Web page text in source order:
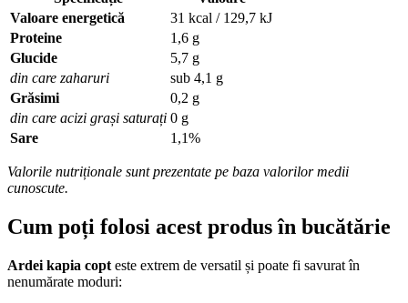
Valoare energetică
31 kcal / 129,7 kJ
Proteine
1,6 g
Glucide
5,7 g
din care zaharuri
sub 4,1 g
Grăsimi
0,2 g
din care acizi grași saturați 0 g
Sare
1,1%
Valorile nutriționale sunt prezentate pe baza valorilor medii
cunoscute.
Cum poți folosi acest produs în bucătărie
Ardei kapia copt este extrem de versatil și poate fi savurat în
nenumărate moduri: